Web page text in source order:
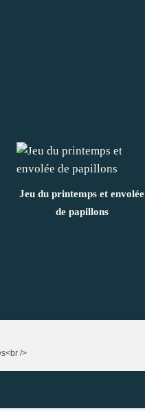
Jeu du printemps et envolée
de papillons
/>